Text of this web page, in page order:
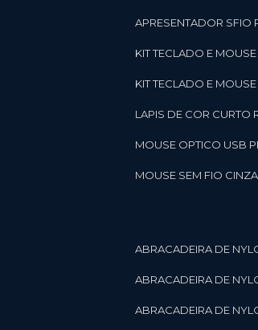
APRESENTADOR
KIT TECLADO E
KIT TECLADO E
LAPIS DE COR
MOUSE OPTICO USB
MOUSE SEM FIO
ABRACADEIRA DE
ABRACADEIRA DE
ABRACADEIRA DE